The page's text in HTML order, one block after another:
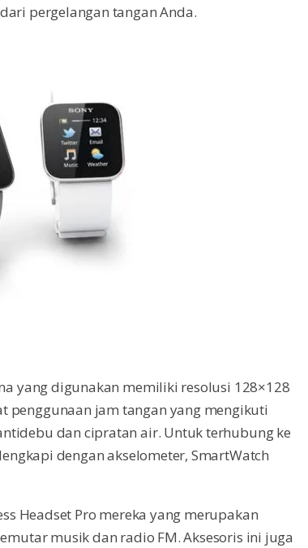
pergelangan tangan Anda.
yang digunakan memiliki resolusi 128×128
penggunaan jam tangan yang mengikuti
dan cipratan air. Untuk terhubung ke
dengan akselometer, SmartWatch
Headset Pro mereka yang merupakan
musik dan radio FM. Aksesoris ini juga